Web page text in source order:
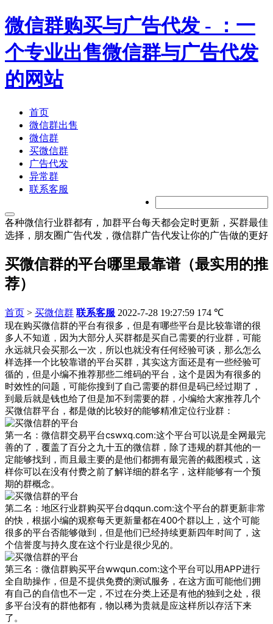
微信群购买与广告代发 - ：一
个专业出售微信群与广告代发
的网站
首页
微信群出售
微信群
买微信群
广告代发
异常群
联系客服
各种微信行业群都有，加群平台每天都会定时更新，买群最佳
选择，朋友圈广告代发，微信群广告代发让你的广告做的更好
买微信群的平台哪里最靠谱（最实用的推
荐）
首页 > 买微信群 联系客服 2022-7-28 19:27:59 174 ℃
现在购买微信群的平台有很多，但是有哪些平台是比较靠谱的很
多人不知道，因为大部分人买群都是买自己需要的行业群，可能
永远就只会买那么一次，所以也就没有任何经验可谈，那么怎么
样选择一个比较靠谱的平台买群，其实这方面还是有一些经验可
循的，但是小编不推荐那些二维码的平台，这个是因为有很多的
时效性的问题，可能你搜到了自己需要的群但是码已经过期了，
到最后就是钱也给了但是加不到需要的群，小编给大家推荐几个
买微信群平台，都是做的比较好的能够精准定位行业群：
第一名：微信群交易平台cswxq.com:这个平台可以说是全网最完
善的了，覆盖了百分之九十五的微信群，除了违规的群其他的一
定能够找到，而且最主要的是他们都拥有最完善的截图模式，这
样你可以在没有付费之前了解详细的群名字，这样能够有一个预
期的群概念。
第二名：地区行业群购买平台dqqun.com:这个平台的群更新非常
的快，根据小编的观察每天更新量都在400个群以上，这个可能
很多的平台否能够做到，但是他们已经持续更新四年时间了，这
个信誉度与持久度在这个行业是很少见的。
第三名：微信群购买平台wwqun.com:这个平台可以用APP进行
全自助操作，但是不提供免费的测试服务，在这方面可能他们拥
有自己的自信也不一定，不过在分类上还是有他的独到之处，很
多平台没有的群他都有，物以稀为贵就是应这样所以存活下来
了。